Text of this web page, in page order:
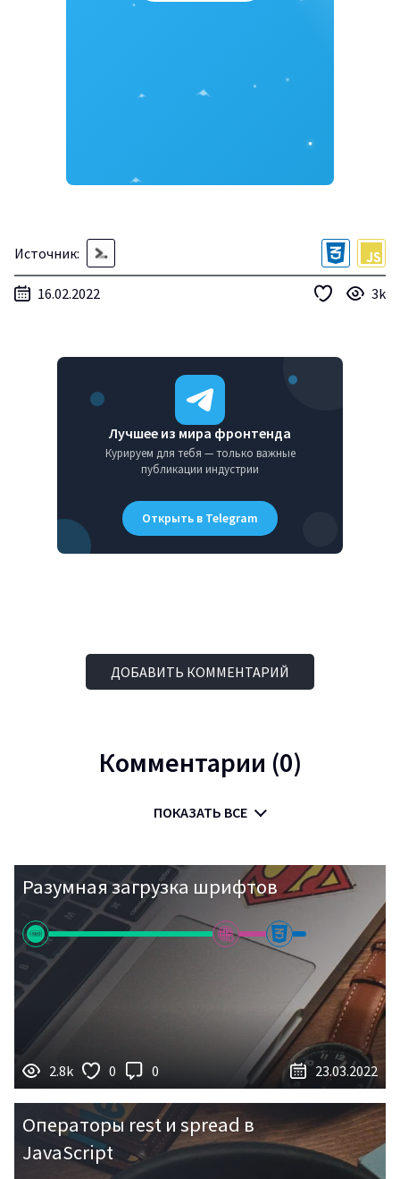
Источник:
16.02.2022 3k
Лучшее из мира фронтенда
Курируем для тебя — только важные
публикации индустрии
Открыть в Telegram
ДОБАВИТЬ КОММЕНТАРИЙ
Комментарии (0)
ПОКАЗАТЬ ВСЕ
Разумная загрузка шрифтов
2.8k 0 0 23.03.2022
Операторы rest и spread в
JavaScript